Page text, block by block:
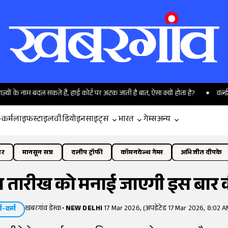
बदल सकते हैं, हाई कोर्ट पर अटक जाती है बात, ऐसा क्यों होता है? वर्ल्ड
लाइफस्टाइलवीडियोइनसाइट्स भारत गेम्सअन्य
मानसून सत्र दलीप ट्रॉफी कॉमनवेल्थ गेम्स अभिजीत दीपके
तारीख को मनाई जाएगी इस
कर्म खबरगांव डेस्क•NEW DELHI17 Mar 2026, (अपडेटेड 17 Mar 2026, 8:02